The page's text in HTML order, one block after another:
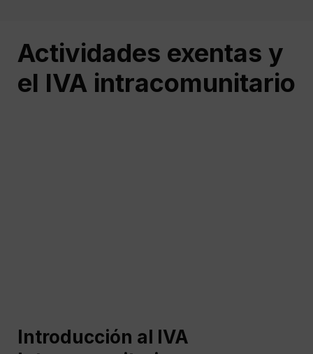
Actividades exentas y
el IVA intracomunitario
Introducción al IVA